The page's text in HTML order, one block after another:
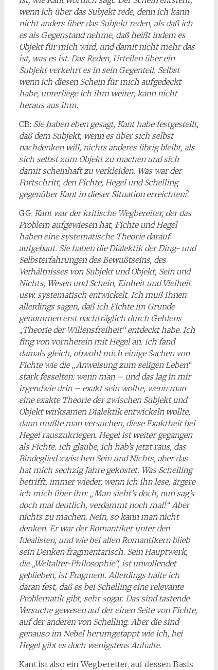
wenn ich über das Subjekt rede, denn ich kann
nicht anders über das Subjekt reden, als daß ich
es als Gegenstand nehme, daß heißt indem es
Objekt für mich wird, und damit nicht mehr das
ist, was es ist. Das Reden, Urteilen über ein
Subjekt verkehrt es in sein Gegenteil. Selbst
wenn ich diesen Schein für mich aufgedeckt
habe, unterliege ich ihm weiter, kann nicht
heraus aus ihm.
CB: Sie haben eben gesagt, Kant habe festgestellt,
daß dem Subjekt, wenn es über sich selbst
nachdenken will, nichts anderes übrig bleibt, als
sich selbst zum Objekt zu machen und sich
damit scheinhaft zu verkleiden. Was war der
Fortschritt, den Fichte, Hegel und Schelling
gegenüber Kant in dieser Situation erreichten?
GG: Kant war der kritische Wegbereiter, der das
Problem aufgewiesen hat, Fichte und Hegel
haben eine systematische Theorie darauf
aufgebaut. Sie haben die Dialektik der Ding- und
Selbsterfahrungen des Bewußtseins, des
Verhältnisses von Subjekt und Objekt, Sein und
Nichts, Wesen und Schein, Einheit und Vielheit
usw. systematisch entwickelt. Ich muß Ihnen
allerdings sagen, daß ich Fichte im Grunde
genommen erst nachträglich durch Gehlens
„Theorie der Willensfreiheit“ entdeckt habe. Ich
fing von vornherein mit Hegel an. Ich fand
damals gleich, obwohl mich einige Sachen von
Fichte wie die „Anweisung zum seligen Leben“
stark fesselten: wenn man – und das lag in mir
irgendwie drin – exakt sein wollte, wenn man
eine exakte Theorie der zwischen Subjekt und
Objekt wirksamen Dialektik entwickeln wollte,
dann mußte man versuchen, diese Exaktheit bei
Hegel rauszukriegen. Hegel ist weiter gegangen
als Fichte. Ich glaube, ich hab’s jetzt raus, das
Bindeglied zwischen Sein und Nichts, aber das
hat mich sechzig Jahre gekostet. Was Schelling
betrifft, immer wieder, wenn ich ihn lese, ärgere
ich mich über ihn: „Man sieht’s doch, nun sag’s
doch mal deutlich, verdammt noch mal!“ Aber
nichts zu machen. Nein, so kann man nicht
denken. Er war der Romantiker unter den
Idealisten, und wie bei allen Romantikern blieb
sein Denken fragmentarisch. Sein Hauptwerk,
die „Weltalter-Philosophie“, ist unvollendet
geblieben, ist Fragment. Allerdings halte ich
daran fest, daß es bei Schelling eine relevante
Problematik gibt, sehr sogar. Das sind tastende
Versuche gewesen auf der einen Seite von Fichte,
auf der anderen von Schelling. Aber die sind
genauso im Nebel herumgetappt wie ich, bei
Hegel gibt es doch wenigstens Anhalte.
Kant ist also ein Wegbereiter, auf dessen Basis